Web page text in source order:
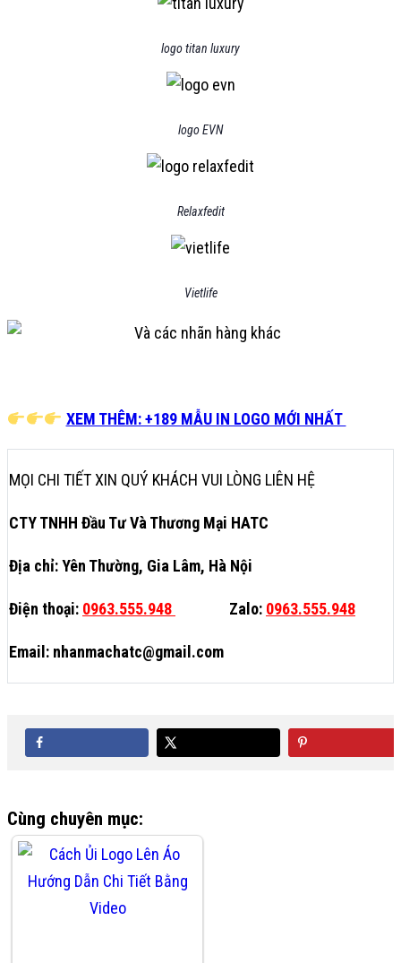
logo titan luxury
logo EVN
Relaxfedit
Vietlife
XEM THÊM: +189 MẪU IN LOGO MỚI NHẤT
MỌI CHI TIẾT XIN QUÝ KHÁCH VUI LÒNG LIÊN HỆ
CTY TNHH Đầu Tư Và Thương Mại HATC
Địa chỉ: Yên Thường, Gia Lâm, Hà Nội
Điện thoại: 0963.555.948 Zalo: 0963.555.948
Email: nhanmachatc@gmail.com
Cùng chuyên mục: